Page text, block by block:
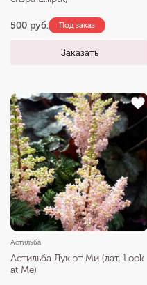
500 руб. Под заказ
Заказать
Астильба
Астильба Лук эт Ми (лат. Look
at Me)